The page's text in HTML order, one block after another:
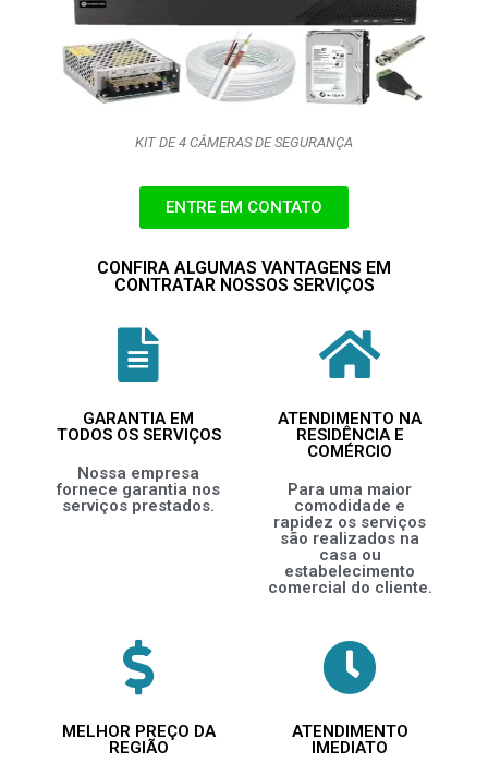
KIT DE 4 CÂMERAS DE SEGURANÇA
ENTRE EM CONTATO
CONFIRA ALGUMAS VANTAGENS EM
CONTRATAR NOSSOS SERVIÇOS
GARANTIA EM
TODOS OS SERVIÇOS
Nossa empresa
fornece garantia nos
serviços prestados.
ATENDIMENTO NA
RESIDÊNCIA E
COMÉRCIO
Para uma maior
comodidade e
rapidez os serviços
são realizados na
casa ou
estabelecimento
comercial do cliente.
MELHOR PREÇO DA
REGIÃO
ATENDIMENTO
IMEDIATO